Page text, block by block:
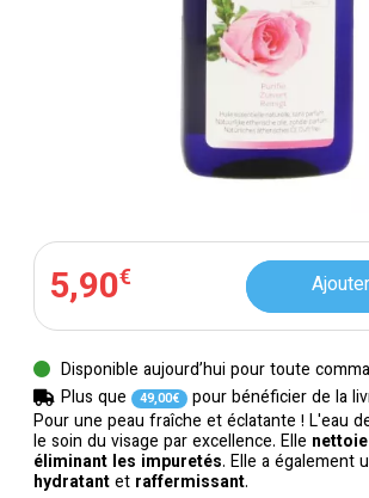
Pour une peau fraîche et éclatante ! L'eau
le soin du visage par excellence. Elle
éliminant les impuretés. Elle a également
hydratantet raffermissant.
5,90€ Ajouter
Disponible aujourd’hui pour toute
Plus que
49,00€ pour bénéficier de la